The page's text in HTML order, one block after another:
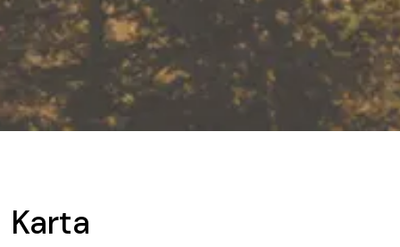
Karta